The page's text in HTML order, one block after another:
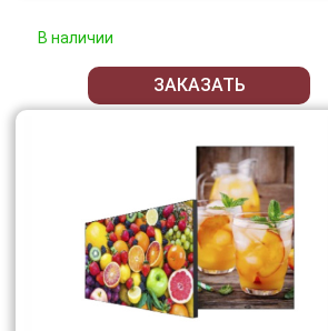
В наличии
ЗАКАЗАТЬ